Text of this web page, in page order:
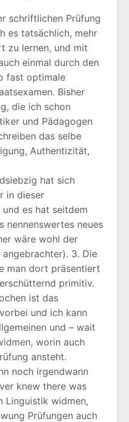
schriftlichen Prüfung
es tatsächlich, mehr
zu lernen, und mit
einmal durch den
fast optimale
Bisher
die ich schon
und Pädagogen
das selbe
Authentizität,
hat sich
in dieser
und es hat seitdem
nennenswertes neues
wäre wohl der
angebrachter). 3. Die
man dort präsentiert
primitiv.
ist das
und ich kann
und – wait
worin auch
ansteht.
noch irgendwann
knew there was
Linguistik widmen,
Prüfungen auch